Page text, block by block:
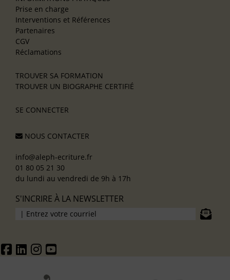
Prise en charge
Interventions et Références
Partenaires
CGV
Réclamations
TROUVER SA FORMATION
TROUVER UN BIOGRAPHE CERTIFIÉ
SE CONNECTER
NOUS CONTACTER
info@aleph-ecriture.fr
01 80 05 21 30
du lundi au vendredi de 9h à 17h
S'INCRIRE À LA NEWSLETTER